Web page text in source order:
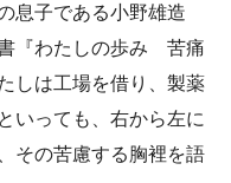
息子である小野雄造
書『わたしの歩み 苦痛
しは工場を借り、製薬
いっても、右から左に
その苦慮する胸裡を語